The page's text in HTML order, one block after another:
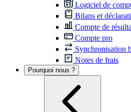
Logiciel de
Bilans et
Compte de
Compte pro
Synchronisation
Notes de frais
Pourquoi nous ?